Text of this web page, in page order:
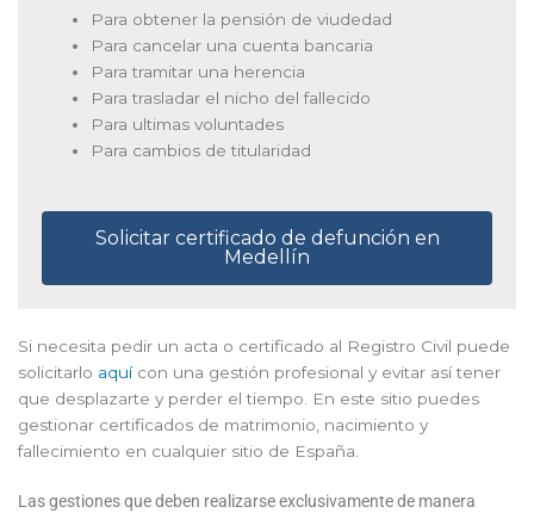
Para obtener la pensión de viudedad
Para cancelar una cuenta bancaria
Para tramitar una herencia
Para trasladar el nicho del fallecido
Para ultimas voluntades
Para cambios de titularidad
Solicitar certificado de defunción en
Medellín
Si necesita pedir un acta o certificado al Registro Civil puede
solicitarlo aquícon una gestión profesional y evitar así tener
que desplazarte y perder el tiempo. En este sitio puedes
gestionar certificados de matrimonio, nacimiento y
fallecimiento en cualquier sitio de España.
Las gestiones que deben realizarse exclusivamente de manera